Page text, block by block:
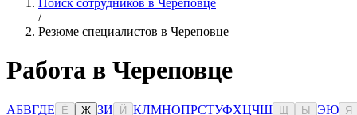
Поиск сотрудников в Череповце
/
Резюме специалистов в Череповце
Работа в Череповце
АБВГДЕ Ё Ж ЗИ Й КЛМНОПРСТУФХЦЧШ Ы ЭЮ Я